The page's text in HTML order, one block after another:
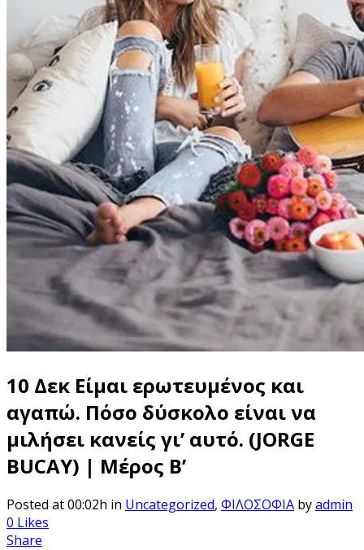
10 Δεκ Είμαι ερωτευμένος και
αγαπώ. Πόσο δύσκολο είναι να
μιλήσει κανείς γι’ αυτό. (JORGE
BUCAY) | Μέρος Β’
Posted at 00:02h in Uncategorized, ΦΙΛΟΣΟΦΙΑ byadmin
0 Likes
Share